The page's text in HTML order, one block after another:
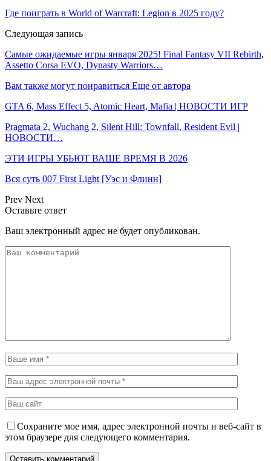
Где поиграть в World of Warcraft: Legion в 2025 году?
Следующая запись
Самые ожидаемые игры января 2025! Final Fantasy VII Rebirth,
Assetto Corsa EVO, Dynasty Warriors…
Вам также могут понравиться Еще от автора
GTA 6, Mass Effect 5, Atomic Heart, Mafia | НОВОСТИ ИГР
Pragmata 2, Wuchang 2, Silent Hill: Townfall, Resident Evil |
НОВОСТИ…
ЭТИ ИГРЫ УБЬЮТ ВАШЕ ВРЕМЯ В 2026
Вся суть 007 First Light [Уэс и Флинн]
Prev Next
Оставьте ответ
Ваш электронный адрес не будет опубликован.
Сохраните мое имя, адрес электронной почты и веб-сайт в
этом браузере для следующего комментария.